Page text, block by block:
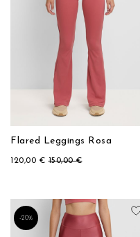
Flared Leggings Rosa
120,00 € 150,00 €
-20%